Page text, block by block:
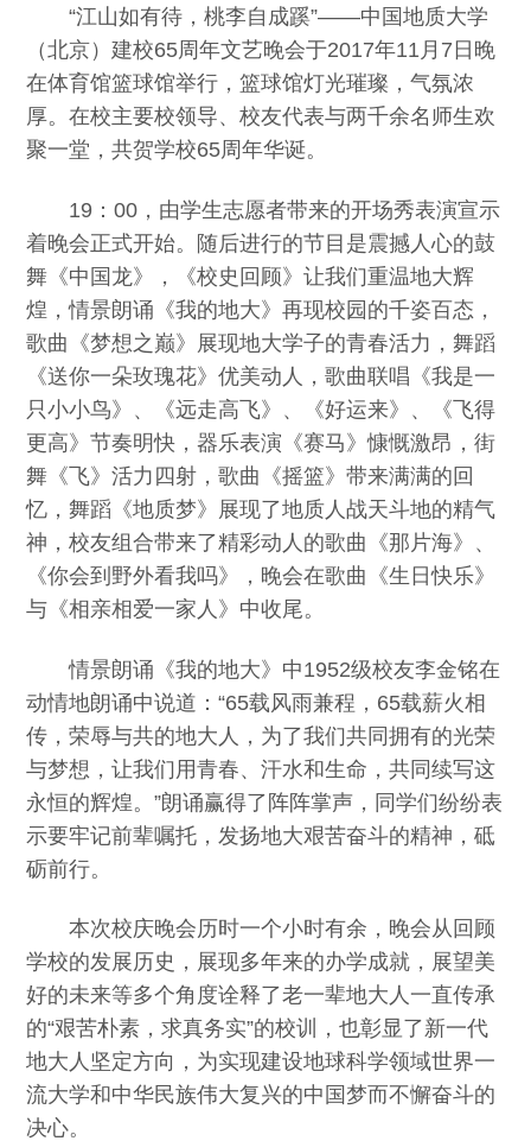
“江山如有待，桃李自成蹊”——中国地质大学
（北京）建校65周年文艺晚会于2017年11月7日晚
在体育馆篮球馆举行，篮球馆灯光璀璨，气氛浓
厚。在校主要校领导、校友代表与两千余名师生欢
聚一堂，共贺学校65周年华诞。
19：00，由学生志愿者带来的开场秀表演宣示
着晚会正式开始。随后进行的节目是震撼人心的鼓
舞《中国龙》，《校史回顾》让我们重温地大辉
煌，情景朗诵《我的地大》再现校园的千姿百态，
歌曲《梦想之巅》展现地大学子的青春活力，舞蹈
《送你一朵玫瑰花》优美动人，歌曲联唱《我是一
只小小鸟》、《远走高飞》、《好运来》、《飞得
更高》节奏明快，器乐表演《赛马》慷慨激昂，街
舞《飞》活力四射，歌曲《摇篮》带来满满的回
忆，舞蹈《地质梦》展现了地质人战天斗地的精气
神，校友组合带来了精彩动人的歌曲《那片海》、
《你会到野外看我吗》，晚会在歌曲《生日快乐》
与《相亲相爱一家人》中收尾。
情景朗诵《我的地大》中1952级校友李金铭在
动情地朗诵中说道：“65载风雨兼程，65载薪火相
传，荣辱与共的地大人，为了我们共同拥有的光荣
与梦想，让我们用青春、汗水和生命，共同续写这
永恒的辉煌。”朗诵赢得了阵阵掌声，同学们纷纷表
示要牢记前辈嘱托，发扬地大艰苦奋斗的精神，砥
砺前行。
本次校庆晚会历时一个小时有余，晚会从回顾
学校的发展历史，展现多年来的办学成就，展望美
好的未来等多个角度诠释了老一辈地大人一直传承
的“艰苦朴素，求真务实”的校训，也彰显了新一代
地大人坚定方向，为实现建设地球科学领域世界一
流大学和中华民族伟大复兴的中国梦而不懈奋斗的
决心。